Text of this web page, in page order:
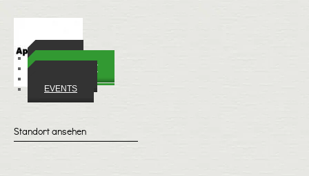
WIRTSCHAFT
EVENTS
Standort ansehen